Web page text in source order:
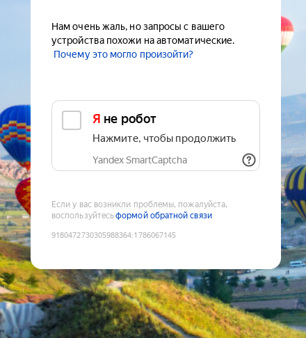
Нам очень жаль, но запросы с вашего
устройства похожи на автоматические.
Почему это могло произойти?
Я не робот
Нажмите, чтобы продолжить
Yandex SmartCaptcha
Если у вас возникли проблемы, пожалуйста,
воспользуйтесьформой обратной связи
9180472730305988364:1786067145